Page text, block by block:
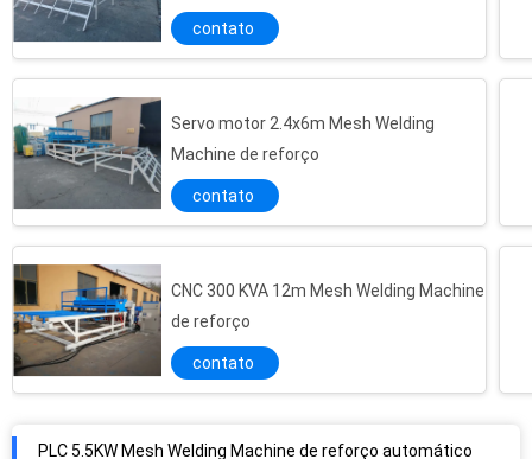
contato
Servo motor 2.4x6m Mesh Welding
Machine de reforço
contato
CNC 300 KVA 12m Mesh Welding Machine
de reforço
contato